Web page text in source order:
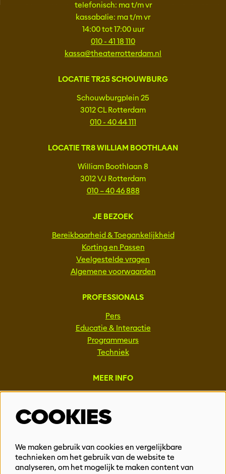
telefonisch: ma t/m vr
kassabalie: ma t/m vr
14:00 tot 17:00 uur
010 - 41 18 110
kassa@theaterrotterdam.nl
LOCATIE TR25 SCHOUWBURG
Schouwburgplein 25
3012 CL Rotterdam
010 - 40 44 111
LOCATIE TR8 WILLIAM BOOTHLAAN
William Boothlaan 8
3012 VJ Rotterdam
010 – 40 46 888
JE BEZOEK
Bereikbaarheid & Toegankelijkheid
Korting en Passen
Veelgestelde vragen
Algemene voorwaarden
PROFESSIONALS
Pers
Educatie & Interactie
Programmeurs
Techniek
MEER INFO
Vacatures
Events & Partnerships
Privacy
COOKIES
We maken gebruik van cookies en vergelijkbare
technieken om het gebruik van de website te
analyseren, om het mogelijk te maken content van